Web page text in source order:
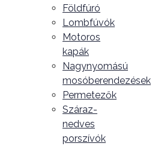
Földfúró
Lombfúvók
Motoros
kapák
Nagynyomású
mosóberendezések
Permetezők
Száraz-
nedves
porszívók